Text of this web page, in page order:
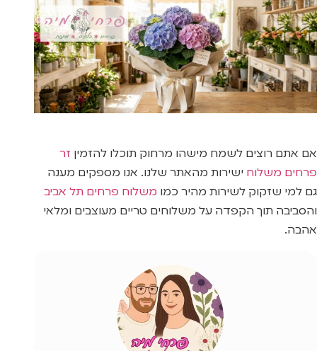
אם אתם רוצים לשמח מישהו מרחוק תוכלו להזמין זר
פרחים משלוח ישירות מהאתר שלנו. אנו מספקים מענה
גם למי שזקוק לשירות מהיר כמו משלוח פרחים תל אביב
והסביבה תוך הקפדה על משלוחים טריים מעוצבים ומלאי
אהבה.